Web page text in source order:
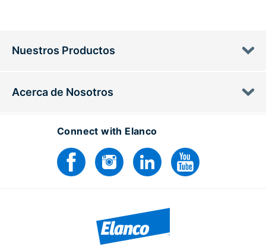
Nuestros Productos
Acerca de Nosotros
Connect with Elanco